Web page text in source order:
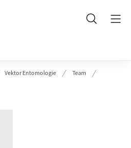
Suche
Vektor Entomologie
Team